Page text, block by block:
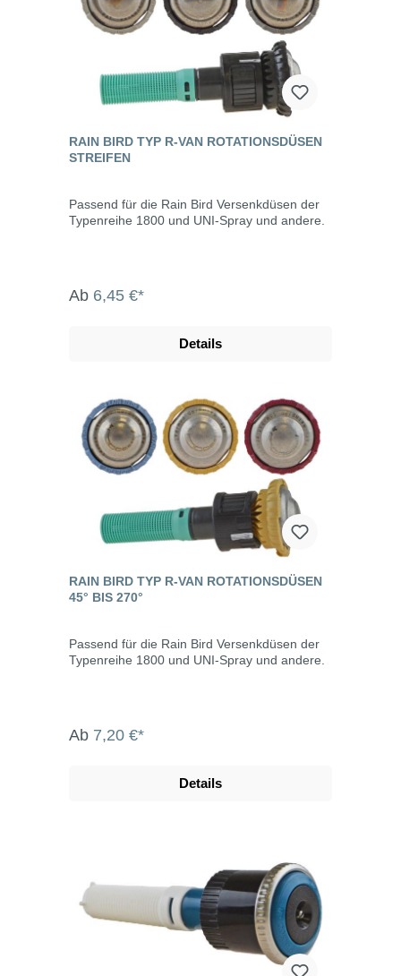
RAIN BIRD TYP R-VAN ROTATIONSDÜSEN
STREIFEN
Passend für die Rain Bird Versenkdüsen der
Typenreihe 1800 und UNI-Spray und andere.
Ab 6,45 €*
Details
RAIN BIRD TYP R-VAN ROTATIONSDÜSEN
45° BIS 270°
Passend für die Rain Bird Versenkdüsen der
Typenreihe 1800 und UNI-Spray und andere.
Ab 7,20 €*
Details